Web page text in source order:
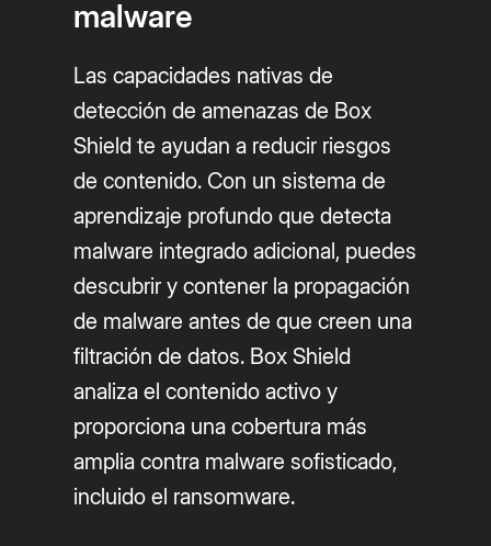
malware
Las capacidades nativas de
detección de amenazas de Box
Shield te ayudan a reducir riesgos
de contenido. Con un sistema de
aprendizaje profundo que detecta
malware integrado adicional, puedes
descubrir y contener la propagación
de malware antes de que creen una
filtración de datos. Box Shield
analiza el contenido activo y
proporciona una cobertura más
amplia contra malware sofisticado,
incluido el ransomware.